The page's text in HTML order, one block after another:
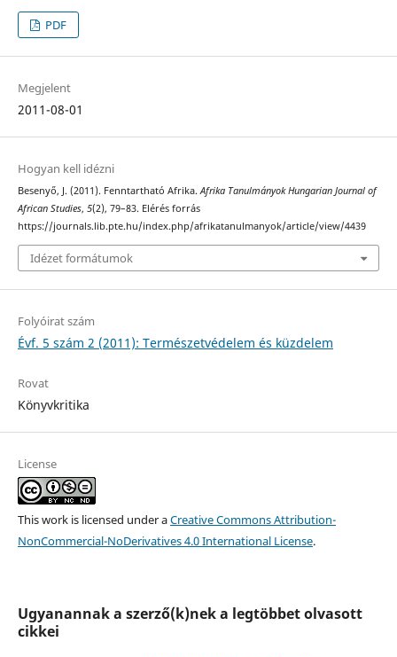
PDF
Megjelent
2011-08-01
Hogyan kell idézni
Besenyő, J. (2011). Fenntartható Afrika.Afrika Tanulmányok Hungarian Journal of
African Studies, 5(2), 79–83. Elérés forrás
https://journals.lib.pte.hu/index.php/afrikatanulmanyok/article/view/4439
Idézet formátumok
Folyóirat szám
Évf. 5 szám 2 (2011): Természetvédelem és küzdelem
Rovat
Könyvkritika
License
This work is licensed under aCreative Commons Attribution-
NonCommercial-NoDerivatives 4.0 International License.
Ugyanannak a szerző(k)nek a legtöbbet olvasott
cikkei